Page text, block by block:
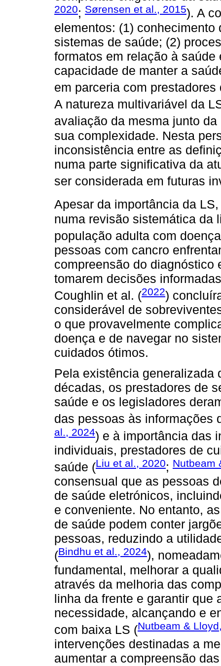
2020; Sørensen et al., 2015). A
elementos: (1)
sistemas de saúde; (2)
formatos em relação à
capacidade de manter a
em parceria com
A natureza multivariável da
avaliação da mesma junto da
sua complexidade. Nesta
inconsistência entre as
numa parte significativa da
ser considerada em futuras
Apesar da importância da
numa revisão sistemática da
população adulta com
pessoas com cancro
compreensão do diagnóstico
tomarem decisões
Coughlin et al. (2022)
considerável de
o que provavelmente
doença e de navegar no
cuidados ótimos.
Pela existência
décadas, os prestadores de
saúde e os legisladores
das pessoas às informações
al., 2024) e à importância das
individuais, prestadores de
saúde (Liu et al., 2020; Nutbeam
consensual que as pessoas
de saúde eletrónicos,
e conveniente. No entanto,
de saúde podem conter
pessoas, reduzindo a
(Bindhu et al., 2024),
fundamental, melhorar a
através da melhoria das
linha da frente e garantir que
necessidade, alcançando e
com baixa LS (Nutbeam &
intervenções destinadas a
aumentar a compreensão